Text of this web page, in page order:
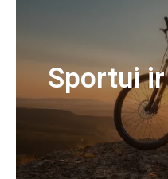
Sportui